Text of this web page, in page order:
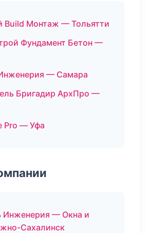
Build Монтаж — Тольятти
Фундамент Бетон —
— Самара
Бригадир АрхПро —
Pro — Уфа
Инженерия — Окна и
Сахалинск